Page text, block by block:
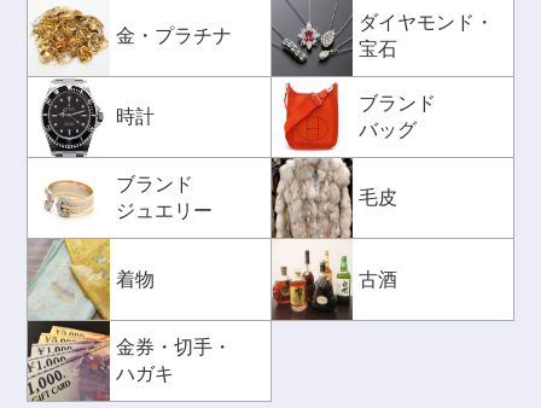
金・プラチナ
ダイヤモンド・
宝石
時計
ブランド
バッグ
ブランド
ジュエリー
毛皮
着物 古酒
金券・切手・
ハガキ